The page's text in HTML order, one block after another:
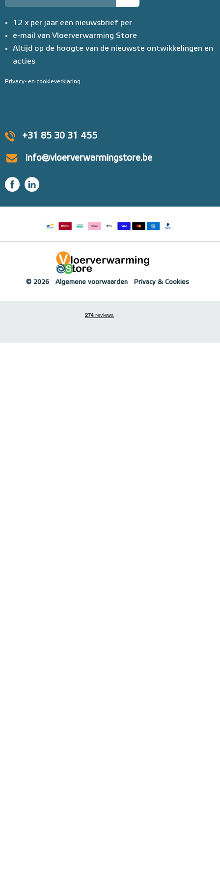
+31 85 30 31 455
info@vloerverwarmingstore.be
12 x per jaar een nieuwsbrief per
e-mail van Vloerverwarming Store
Altijd op de hoogte van de nieuwste ontwikkelingen en
acties
Privacy- en cookieverklaring
© 2026 Algemene voorwaarden Privacy & Cookies